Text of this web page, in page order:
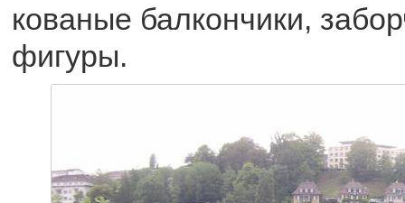
кованые балкончики,
фигуры.